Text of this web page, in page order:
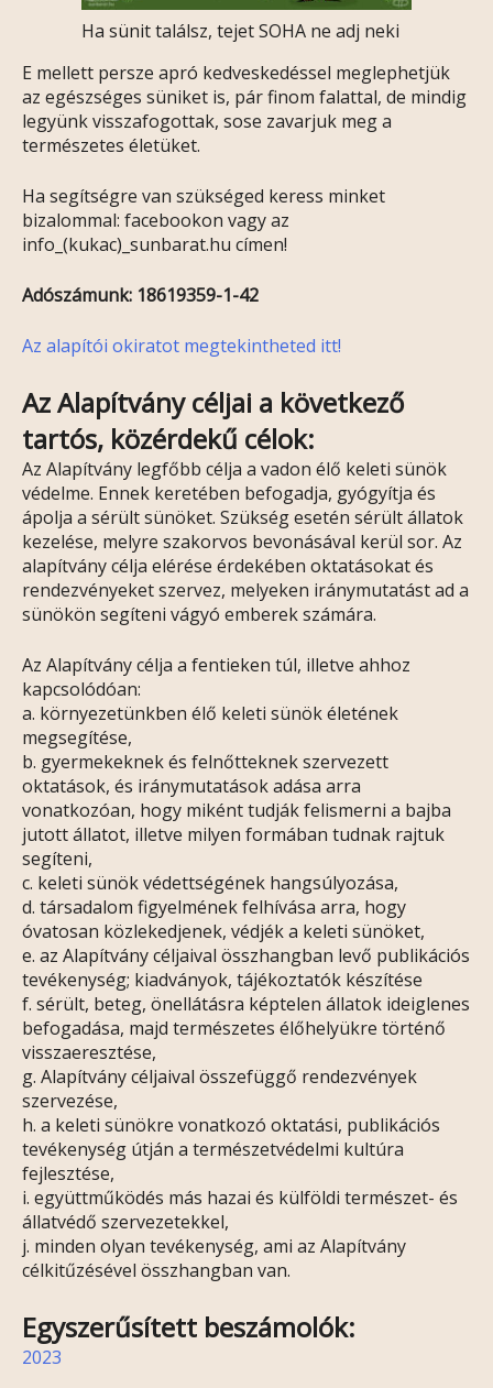
Ha sünit találsz, tejet SOHA ne adj neki
E mellett persze apró kedveskedéssel meglephetjük
az egészséges süniket is, pár finom falattal, de mindig
legyünk visszafogottak, sose zavarjuk meg a
természetes életüket.
Ha segítségre van szükséged keress minket
bizalommal: facebookon vagy az
info_(kukac)_sunbarat.hu címen!
Adószámunk: 18619359-1-42
Az alapítói okiratot megtekintheted itt!
Az Alapítvány céljai a következő
tartós, közérdekű célok:
Az Alapítvány legfőbb célja a vadon élő keleti sünök
védelme. Ennek keretében befogadja, gyógyítja és
ápolja a sérült sünöket. Szükség esetén sérült állatok
kezelése, melyre szakorvos bevonásával kerül sor. Az
alapítvány célja elérése érdekében oktatásokat és
rendezvényeket szervez, melyeken iránymutatást ad a
sünökön segíteni vágyó emberek számára.
Az Alapítvány célja a fentieken túl, illetve ahhoz
kapcsolódóan:
a. környezetünkben élő keleti sünök életének
megsegítése,
b. gyermekeknek és felnőtteknek szervezett
oktatások, és iránymutatások adása arra
vonatkozóan, hogy miként tudják felismerni a bajba
jutott állatot, illetve milyen formában tudnak rajtuk
segíteni,
c. keleti sünök védettségének hangsúlyozása,
d. társadalom figyelmének felhívása arra, hogy
óvatosan közlekedjenek, védjék a keleti sünöket,
e. az Alapítvány céljaival összhangban levő publikációs
tevékenység; kiadványok, tájékoztatók készítése
f. sérült, beteg, önellátásra képtelen állatok ideiglenes
befogadása, majd természetes élőhelyükre történő
visszaeresztése,
g. Alapítvány céljaival összefüggő rendezvények
szervezése,
h. a keleti sünökre vonatkozó oktatási, publikációs
tevékenység útján a természetvédelmi kultúra
fejlesztése,
i. együttműködés más hazai és külföldi természet- és
állatvédő szervezetekkel,
j. minden olyan tevékenység, ami az Alapítvány
célkitűzésével összhangban van.
Egyszerűsített beszámolók:
2023